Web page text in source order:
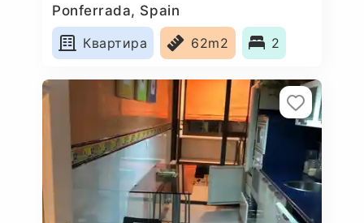
Ponferrada, Spain
Квартира
62m2 2